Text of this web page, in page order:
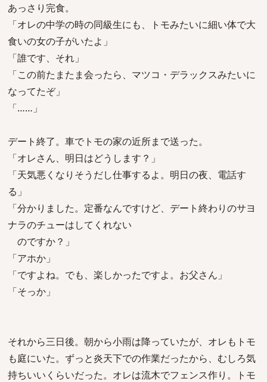
あっさり完食。
「オレの中学の時の同級生にも、トモみたいに細い体で大
食いの女の子がいたよ」
「誰です、それ」
「この前たまたま会ったら、マツコ・デラックスみたいに
なってたぞ」
「……」
デート終了。車でトモの家の近所まで送った。
「オレさん、明日はどうします？」
「天気悪くなりそうだし仕事するよ。明日の夜、電話す
る」
「分かりました。定番なんですけど、デート終わりのサヨ
ナラのチューはしてくれない
のですか？」
「アホか」
「ですよね。でも、楽しかったですよ。お父さん」
「そっか」
それから三日後。朝から小雨は降っていたが、オレもトモ
も庭にいた。ずっと炎天下での作業だったから、むしろ気
持ちいいくらいだった。オレは流木でフェンス作り。トモ